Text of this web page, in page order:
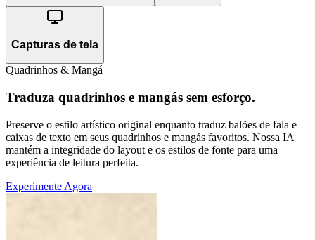
Capturas de tela
Quadrinhos & Mangá
Traduza quadrinhos e mangás sem esforço.
Preserve o estilo artístico original enquanto traduz balões de fala e
caixas de texto em seus quadrinhos e mangás favoritos. Nossa IA
mantém a integridade do layout e os estilos de fonte para uma
experiência de leitura perfeita.
Experimente Agora